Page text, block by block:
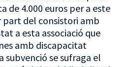
de 4.000 euros per a este
part del consistori amb
a esta associació que
amb discapacitat
subvenció se sufraga el